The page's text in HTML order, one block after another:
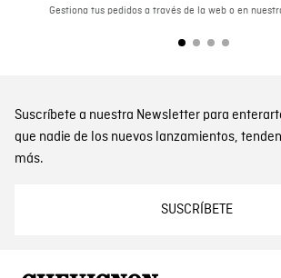
Gestiona tus pedidos a través de la web o en
Suscríbete a nuestra Newsletter para
que nadie de los nuevos lanzamientos,
más.
SUSCRÍBETE